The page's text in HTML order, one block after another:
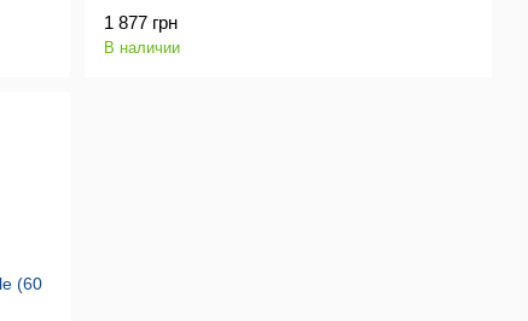
1 877 грн
В наличии